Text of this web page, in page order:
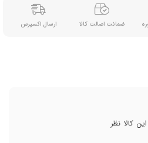
ضمانت اصالت کالا ارسال اکسپرس
کالا نظر